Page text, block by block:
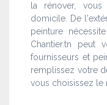
la rénover,
domicile. De
peinture
Chantier.tn peut
fournisseurs et
remplissez votre
vous choisissez le